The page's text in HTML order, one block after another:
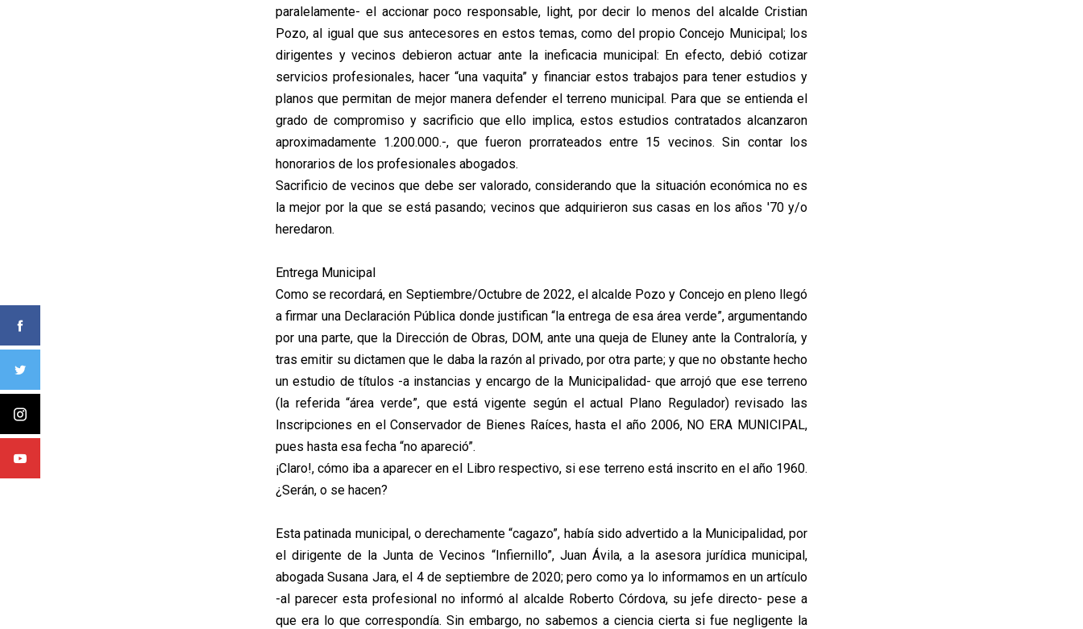
paralelamente- el accionar poco responsable, light, por decir lo menos del alcalde Cristian
Pozo, al igual que sus antecesores en estos temas, como del propio Concejo Municipal; los
dirigentes y vecinos debieron actuar ante la ineficacia municipal: En efecto, debió cotizar
servicios profesionales, hacer “una vaquita” y financiar estos trabajos para tener estudios y
planos que permitan de mejor manera defender el terreno municipal. Para que se entienda el
grado de compromiso y sacrificio que ello implica, estos estudios contratados alcanzaron
aproximadamente 1.200.000.-, que fueron prorrateados entre 15 vecinos. Sin contar los
honorarios de los profesionales abogados.
Sacrificio de vecinos que debe ser valorado, considerando que la situación económica no es
la mejor por la que se está pasando; vecinos que adquirieron sus casas en los años '70 y/o
heredaron.
Entrega Municipal
Como se recordará, en Septiembre/Octubre de 2022, el alcalde Pozo y Concejo en pleno llegó
a firmar una Declaración Pública donde justifican “la entrega de esa área verde”, argumentando
por una parte, que la Dirección de Obras, DOM, ante una queja de Eluney ante la Contraloría, y
tras emitir su dictamen que le daba la razón al privado, por otra parte; y que no obstante hecho
un estudio de títulos -a instancias y encargo de la Municipalidad- que arrojó que ese terreno
(la referida “área verde”, que está vigente según el actual Plano Regulador) revisado las
Inscripciones en el Conservador de Bienes Raíces, hasta el año 2006, NO ERA MUNICIPAL,
pues hasta esa fecha “no apareció”.
¡Claro!, cómo iba a aparecer en el Libro respectivo, si ese terreno está inscrito en el año 1960.
¿Serán, o se hacen?
Esta patinada municipal, o derechamente “cagazo”, había sido advertido a la Municipalidad, por
el dirigente de la Junta de Vecinos “Infiernillo”, Juan Ávila, a la asesora jurídica municipal,
abogada Susana Jara, el 4 de septiembre de 2020; pero como ya lo informamos en un artículo
-al parecer esta profesional no informó al alcalde Roberto Córdova, su jefe directo- pese a
que era lo que correspondía. Sin embargo, no sabemos a ciencia cierta si fue negligente la